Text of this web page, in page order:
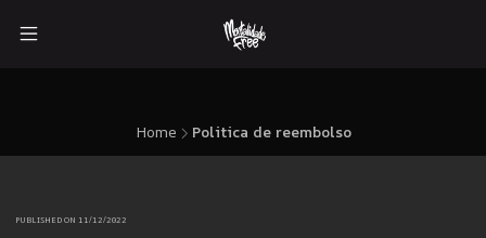
Home Politica de reembolso
PUBLISHED ON 11/12/2022